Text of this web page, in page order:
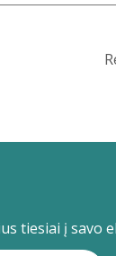
tiesiai į savo